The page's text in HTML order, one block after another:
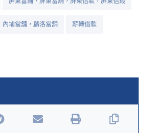
內埔當舖，麟洛當舖 薪轉借款